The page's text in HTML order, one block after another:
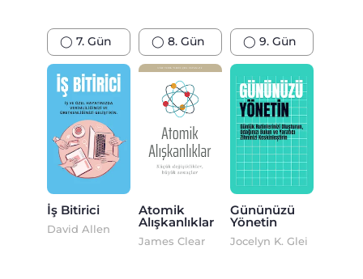
◯ 7. Gün
İş Bitirici
David Allen
◯ 8. Gün
Atomik
Alışkanlıklar
James Clear
◯ 9. Gün
Gününüzü
Yönetin
Jocelyn K. Glei